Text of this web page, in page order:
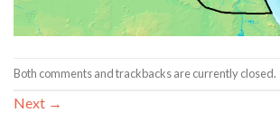
Both comments and trackbacks are currently closed.
Next →